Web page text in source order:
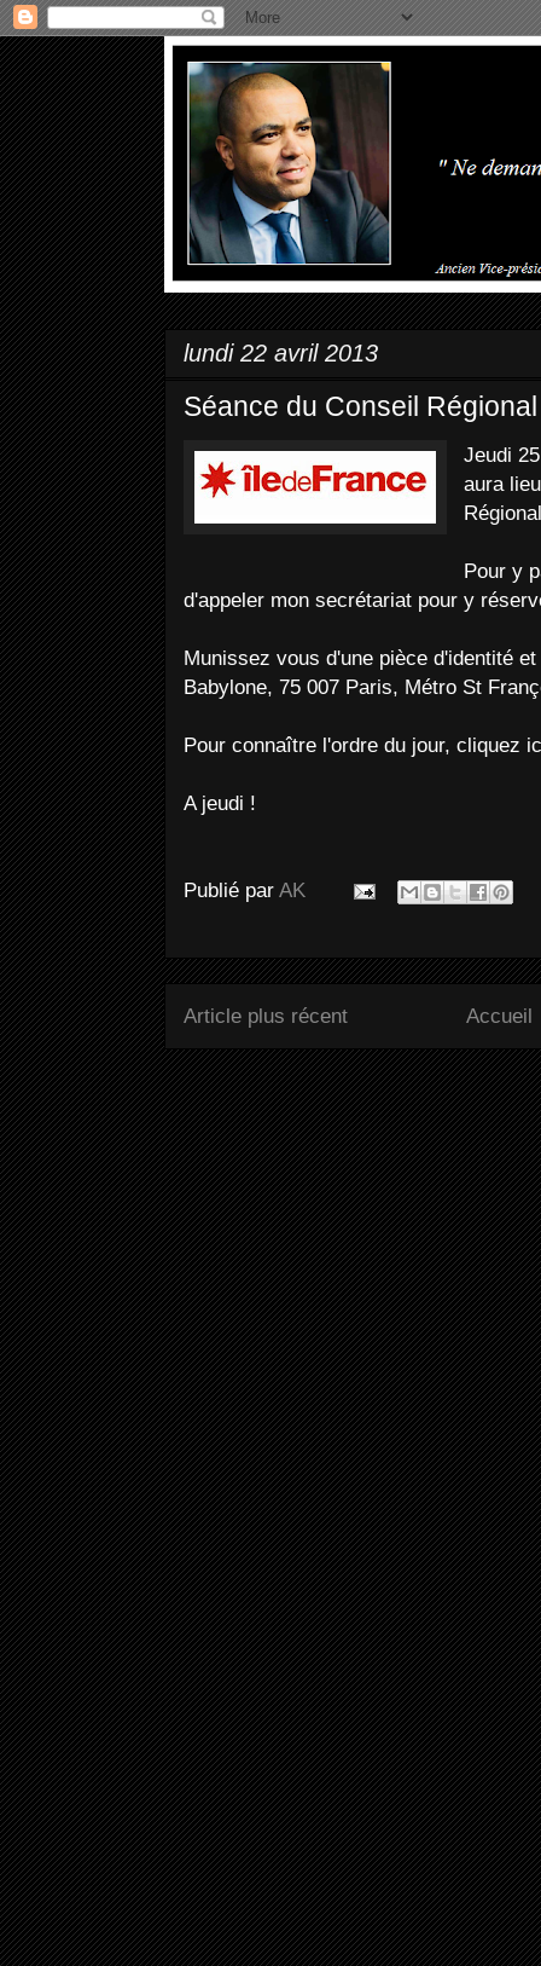
lundi 22 avril 2013
Séance du Conseil Régional
Jeudi
aura
Pour y
d'appeler mon secrétariat pour y
Munissez vous d'une pièce d'identité
Babylone, 75 007 Paris, Métro St
Pour connaître l'ordre du jour, cliquez
A jeudi !
Publié par AK
Article plus récent Accueil